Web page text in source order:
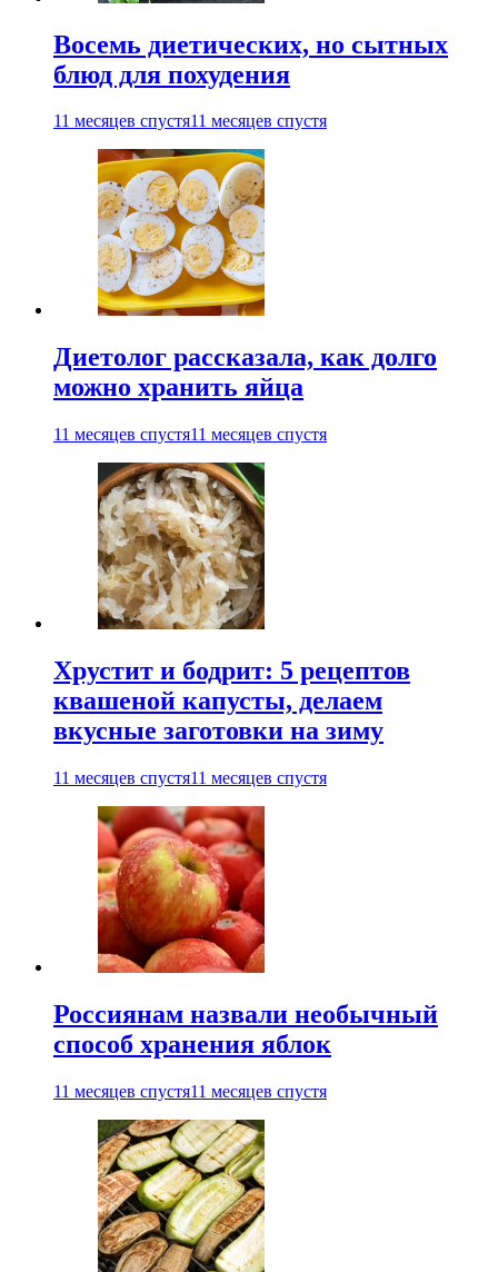
Восемь диетических, но сытных
блюд для похудения
11 месяцев спустя11 месяцев спустя
Диетолог рассказала, как долго
можно хранить яйца
11 месяцев спустя11 месяцев спустя
Хрустит и бодрит: 5 рецептов
квашеной капусты, делаем
вкусные заготовки на зиму
11 месяцев спустя11 месяцев спустя
Россиянам назвали необычный
способ хранения яблок
11 месяцев спустя11 месяцев спустя